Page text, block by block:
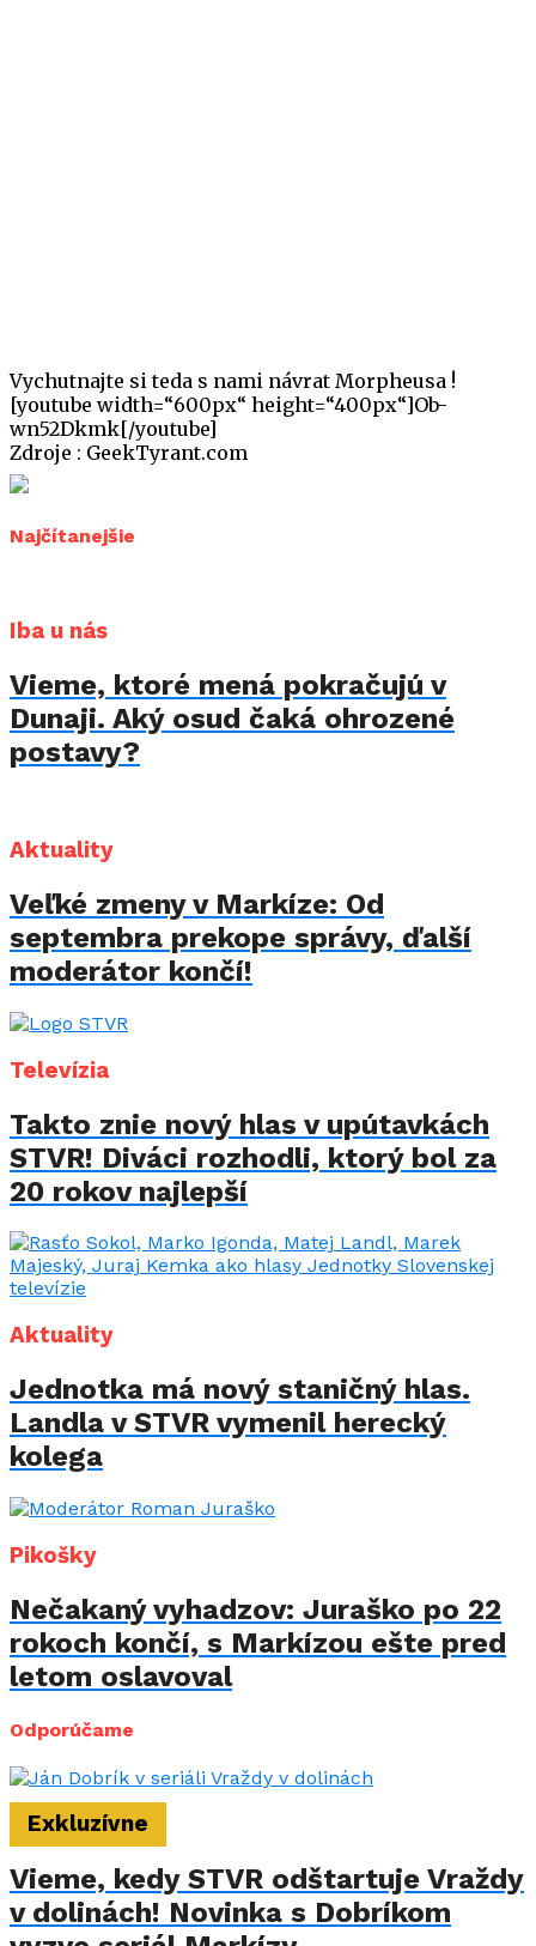
Vychutnajte si teda s nami návrat Morpheusa !
[youtube width=“600px“ height=“400px“]Ob-
wn52Dkmk[/youtube]
Zdroje : GeekTyrant.com
Najčítanejšie
Iba u nás
Vieme, ktoré mená pokračujú v
Dunaji. Aký osud čaká ohrozené
postavy?
Aktuality
Veľké zmeny v Markíze: Od
septembra prekope správy, ďalší
moderátor končí!
Televízia
Takto znie nový hlas v upútavkách
STVR! Diváci rozhodli, ktorý bol za
20 rokov najlepší
Aktuality
Jednotka má nový staničný hlas.
Landla v STVR vymenil herecký
kolega
Pikošky
Nečakaný vyhadzov: Juraško po 22
rokoch končí, s Markízou ešte pred
letom oslavoval
Odporúčame
Exkluzívne
Vieme, kedy STVR odštartuje Vraždy
v dolinách! Novinka s Dobríkom